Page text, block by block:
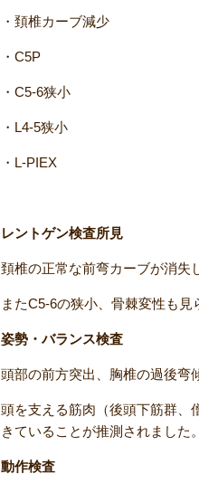
・頚椎カーブ減少
・C5P
・C5-6狭小
・L4-5狭小
・L-PIEX
レントゲン検査所見
頚椎の正常な前弯カーブが消失
またC5-6の狭小、骨棘変性も見
姿勢・バランス検査
頭部の前方突出、胸椎の過後弯
頭を支える筋肉（後頭下筋群、
きていることが推測されました。
動作検査